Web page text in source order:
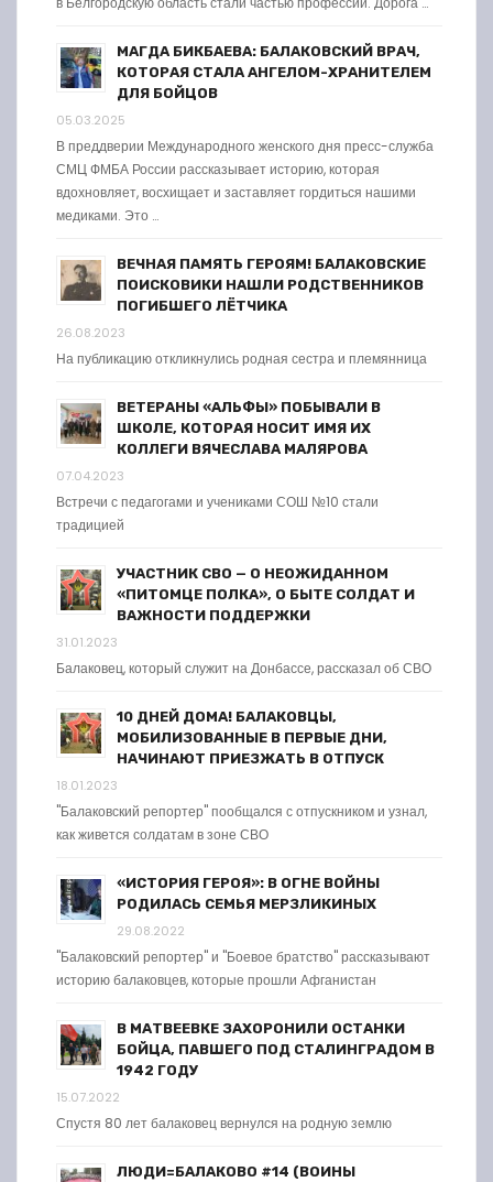
МАГДА БИКБАЕВА: БАЛАКОВСКИЙ ВРАЧ,
КОТОРАЯ СТАЛА АНГЕЛОМ-ХРАНИТЕЛЕМ
ДЛЯ БОЙЦОВ
05.03.2025
В преддверии Международного женского дня пресс-служба
СМЦ ФМБА России рассказывает историю, которая
вдохновляет, восхищает и заставляет гордиться нашими
медиками. Это …
ВЕЧНАЯ ПАМЯТЬ ГЕРОЯМ! БАЛАКОВСКИЕ
ПОИСКОВИКИ НАШЛИ РОДСТВЕННИКОВ
ПОГИБШЕГО ЛЁТЧИКА
26.08.2023
На публикацию откликнулись родная сестра и племянница
ВЕТЕРАНЫ «АЛЬФЫ» ПОБЫВАЛИ В
ШКОЛЕ, КОТОРАЯ НОСИТ ИМЯ ИХ
КОЛЛЕГИ ВЯЧЕСЛАВА МАЛЯРОВА
07.04.2023
Встречи с педагогами и учениками СОШ №10 стали
традицией
УЧАСТНИК СВО — О НЕОЖИДАННОМ
«ПИТОМЦЕ ПОЛКА», О БЫТЕ СОЛДАТ И
ВАЖНОСТИ ПОДДЕРЖКИ
31.01.2023
Балаковец, который служит на Донбассе, рассказал об СВО
10 ДНЕЙ ДОМА! БАЛАКОВЦЫ,
МОБИЛИЗОВАННЫЕ В ПЕРВЫЕ ДНИ,
НАЧИНАЮТ ПРИЕЗЖАТЬ В ОТПУСК
18.01.2023
"Балаковский репортер" пообщался с отпускником и узнал,
как живется солдатам в зоне СВО
«ИСТОРИЯ ГЕРОЯ»: В ОГНЕ ВОЙНЫ
РОДИЛАСЬ СЕМЬЯ МЕРЗЛИКИНЫХ
29.08.2022
"Балаковский репортер" и "Боевое братство" рассказывают
историю балаковцев, которые прошли Афганистан
В МАТВЕЕВКЕ ЗАХОРОНИЛИ ОСТАНКИ
БОЙЦА, ПАВШЕГО ПОД СТАЛИНГРАДОМ В
1942 ГОДУ
15.07.2022
Спустя 80 лет балаковец вернулся на родную землю
ЛЮДИ=БАЛАКОВО #14 (ВОИНЫ